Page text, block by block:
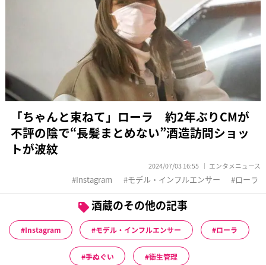
「ちゃんと束ねて」ローラ 約2年ぶりCMが
不評の陰で“長髪まとめない”酒造訪問ショッ
トが波紋
2024/07/03 16:55 エンタメニュース
Instagram モデル・インフルエンサー ローラ
酒蔵のその他の記事
Instagram モデル・インフルエンサー ローラ
手ぬぐい 衛生管理